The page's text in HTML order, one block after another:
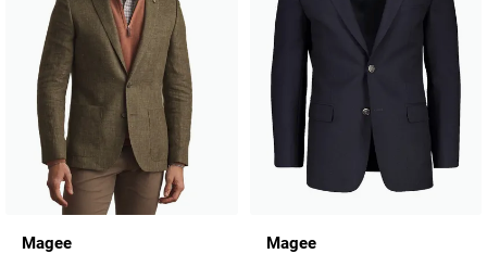
Magee Magee